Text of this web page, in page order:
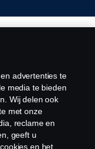
advertenties te
media te bieden
Wij delen ook
met onze
reclame en
geeft u
en het